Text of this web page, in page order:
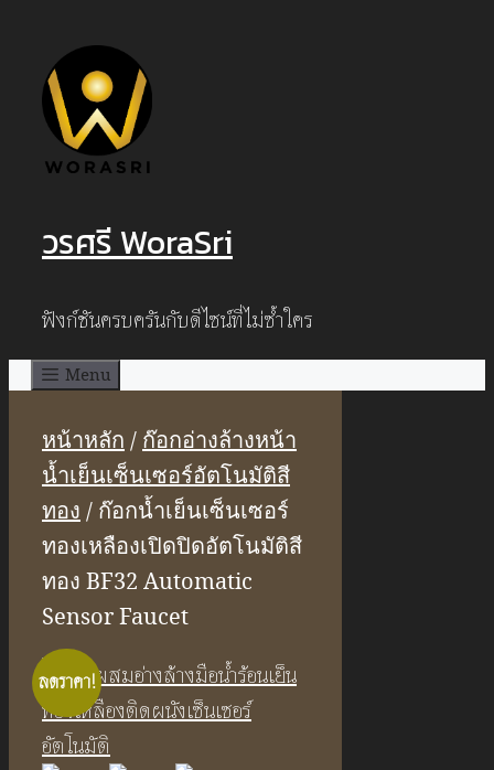
content
วรศรี WoraSri
ฟังก์ชันครบครันกับดีไซน์ที่ไม่ซ้ำใคร
Menu
หน้าหลัก/ก๊อกอ่างล้างหน้า
น้ำเย็นเซ็นเซอร์อัตโนมัติสี
ทอง/ ก๊อกน้ำเย็นเซ็นเซอร์
ทองเหลืองเปิดปิดอัตโนมัติสี
ทอง BF32 Automatic
Sensor Faucet
ลดราคา!